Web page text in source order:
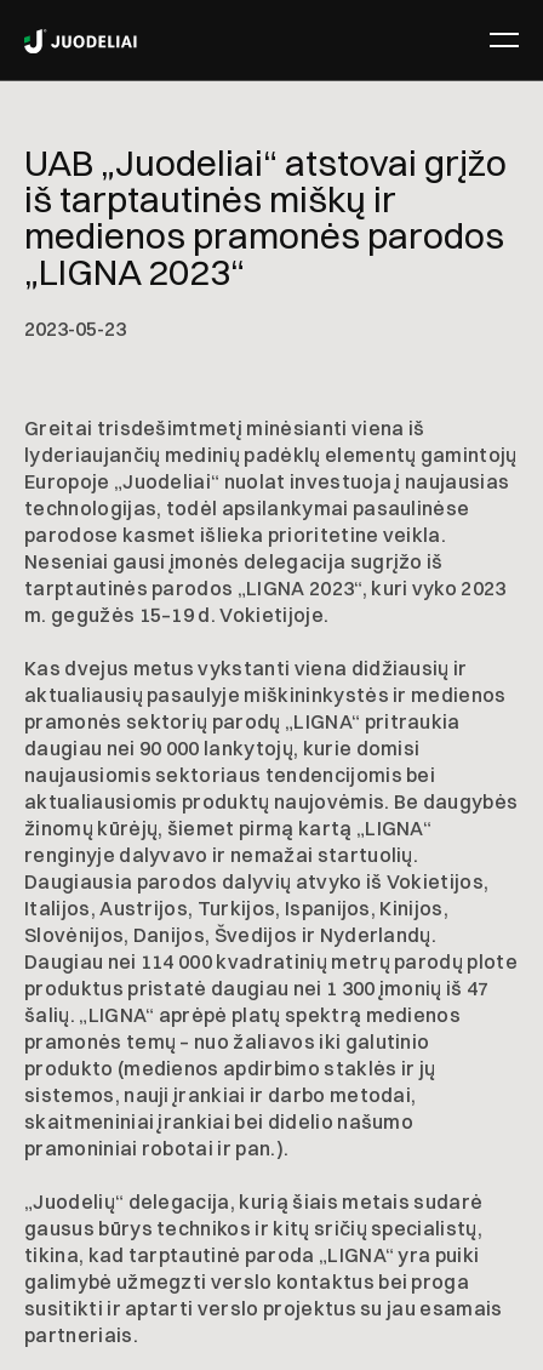
UAB „Juodeliai“ atstovai grįžo
iš tarptautinės miškų ir
medienos pramonės parodos
„LIGNA 2023“
2023-05-23
Greitai trisdešimtmetį minėsianti viena iš
lyderiaujančių medinių padėklų elementų gamintojų
Europoje „Juodeliai“ nuolat investuoja į naujausias
technologijas, todėl apsilankymai pasaulinėse
parodose kasmet išlieka prioritetine veikla.
Neseniai gausi įmonės delegacija sugrįžo iš
tarptautinės parodos „LIGNA 2023“, kuri vyko 2023
m. gegužės 15–19 d. Vokietijoje.
Kas dvejus metus vykstanti viena didžiausių ir
aktualiausių pasaulyje miškininkystės ir medienos
pramonės sektorių parodų „LIGNA“ pritraukia
daugiau nei 90 000 lankytojų, kurie domisi
naujausiomis sektoriaus tendencijomis bei
aktualiausiomis produktų naujovėmis. Be daugybės
žinomų kūrėjų, šiemet pirmą kartą „LIGNA“
renginyje dalyvavo ir nemažai startuolių.
Daugiausia parodos dalyvių atvyko iš Vokietijos,
Italijos, Austrijos, Turkijos, Ispanijos, Kinijos,
Slovėnijos, Danijos, Švedijos ir Nyderlandų.
Daugiau nei 114 000 kvadratinių metrų parodų plote
produktus pristatė daugiau nei 1 300 įmonių iš 47
šalių. „LIGNA“ aprėpė platų spektrą medienos
pramonės temų – nuo žaliavos iki galutinio
produkto (medienos apdirbimo staklės ir jų
sistemos, nauji įrankiai ir darbo metodai,
skaitmeniniai įrankiai bei didelio našumo
pramoniniai robotai ir pan.).
„Juodelių“ delegacija, kurią šiais metais sudarė
gausus būrys technikos ir kitų sričių specialistų,
tikina, kad tarptautinė paroda „LIGNA“ yra puiki
galimybė užmegzti verslo kontaktus bei proga
susitikti ir aptarti verslo projektus su jau esamais
partneriais.